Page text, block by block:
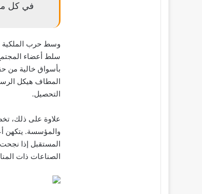
في كل
سلط أعضاء
المطاف هيكل
التحصيل.
المستقبل إذا
الصناعات ذات